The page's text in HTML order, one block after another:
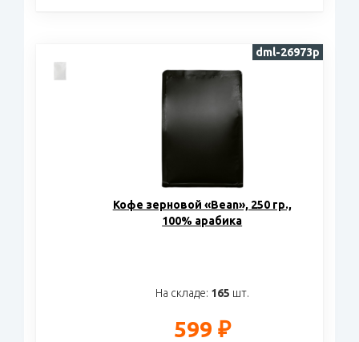
Кофе зерновой «Bean», 250 гр.,
100% арабика
На складе: 165 шт.
599 ₽
dml-26973p